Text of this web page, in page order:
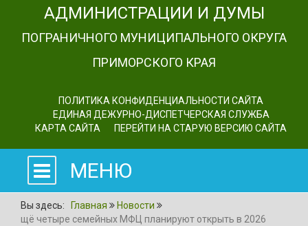
АДМИНИСТРАЦИИ И ДУМЫ
ПОГРАНИЧНОГО МУНИЦИПАЛЬНОГО ОКРУГА
ПРИМОРСКОГО КРАЯ
ПОЛИТИКА КОНФИДЕНЦИАЛЬНОСТИ САЙТА
ЕДИНАЯ ДЕЖУРНО-ДИСПЕТЧЕРСКАЯ СЛУЖБА
КАРТА САЙТА
ПЕРЕЙТИ НА СТАРУЮ ВЕРСИЮ САЙТА
МЕНЮ
Вы здесь: Главная
Новости
щё четыре семейных МФЦ планируют открыть в 2026